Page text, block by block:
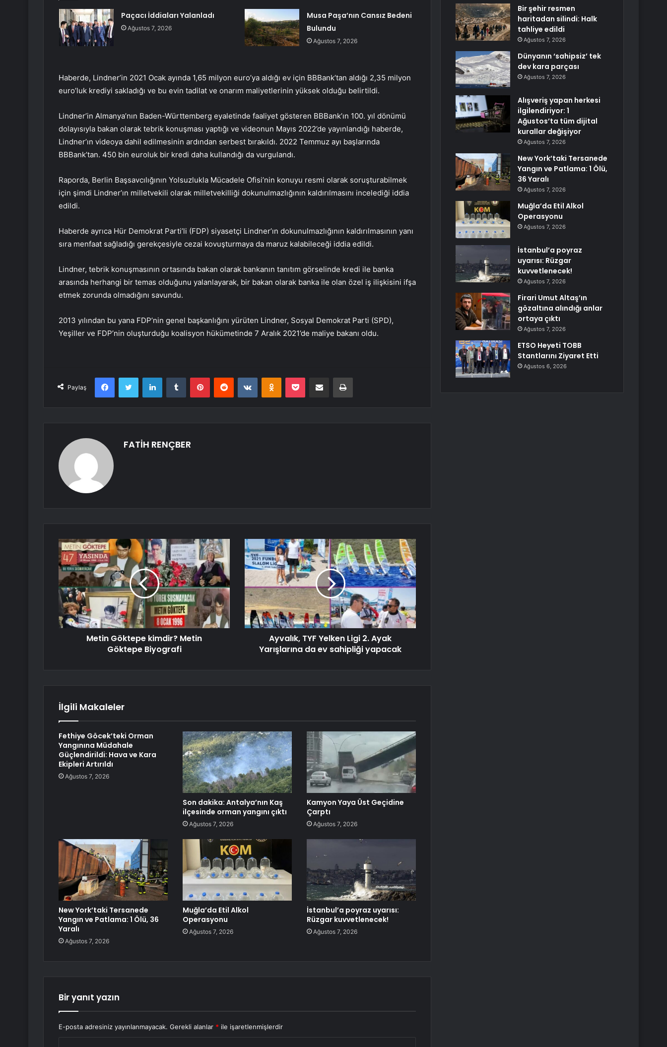
Paçacı İddiaları Yalanladı
Ağustos 7, 2026
Musa Paşa’nın Cansız Bedeni
Bulundu
Ağustos 7, 2026
Haberde, Lindner’in 2021 Ocak ayında 1,65 milyon euro’ya aldığı ev için BBBank’tan aldığı 2,35 milyon
euro’luk krediyi sakladığı ve bu evin tadilat ve onarım maliyetlerinin yüksek olduğu belirtildi.
Lindner’in Almanya’nın Baden-Württemberg eyaletinde faaliyet gösteren BBBank’ın 100. yıl dönümü
dolayısıyla bakan olarak tebrik konuşması yaptığı ve videonun Mayıs 2022’de yayınlandığı haberde,
Lindner’ın videoya dahil edilmesinin ardından serbest bırakıldı. 2022 Temmuz ayı başlarında
BBBank’tan. 450 bin euroluk bir kredi daha kullandığı da vurgulandı.
Raporda, Berlin Başsavcılığının Yolsuzlukla Mücadele Ofisi’nin konuyu resmi olarak soruşturabilmek
için şimdi Lindner’ın milletvekili olarak milletvekilliği dokunulmazlığının kaldırılmasını incelediği iddia
edildi.
Haberde ayrıca Hür Demokrat Parti’li (FDP) siyasetçi Lindner’ın dokunulmazlığının kaldırılmasının yanı
sıra menfaat sağladığı gerekçesiyle cezai kovuşturmaya da maruz kalabileceği iddia edildi.
Lindner, tebrik konuşmasının ortasında bakan olarak bankanın tanıtım görselinde kredi ile banka
arasında herhangi bir temas olduğunu yalanlayarak, bir bakan olarak banka ile olan özel iş ilişkisini ifşa
etmek zorunda olmadığını savundu.
2013 yılından bu yana FDP’nin genel başkanlığını yürüten Lindner, Sosyal Demokrat Parti (SPD),
Yeşiller ve FDP’nin oluşturduğu koalisyon hükümetinde 7 Aralık 2021’de maliye bakanı oldu.
Paylaş
FacebookTwitter LinkedInTumblr PinterestReddit VKontakteOdnoklassniki
Pocket E-Posta ile paylaş Yazdır
FATİH RENÇBER
Metin Göktepe kimdir? Metin
Göktepe Biyografi
Ayvalık, TYF Yelken Ligi 2. Ayak
Yarışlarına da ev sahipliği yapacak
İlgili Makaleler
Fethiye Göcek’teki Orman
Yangınına Müdahale
Güçlendirildi: Hava ve Kara
Ekipleri Artırıldı
Ağustos 7, 2026
Son dakika: Antalya’nın Kaş
ilçesinde orman yangını çıktı
Ağustos 7, 2026
Kamyon Yaya Üst Geçidine
Çarptı
Ağustos 7, 2026
New York’taki Tersanede
Yangın ve Patlama: 1 Ölü, 36
Yaralı
Ağustos 7, 2026
Muğla’da Etil Alkol
Operasyonu
Ağustos 7, 2026
İstanbul’a poyraz uyarısı:
Rüzgar kuvvetlenecek!
Ağustos 7, 2026
Bir yanıt yazın
E-posta adresiniz yayınlanmayacak. Gerekli alanlar * ile işaretlenmişlerdir
Bir şehir resmen
haritadan silindi: Halk
tahliye edildi
Ağustos 7, 2026
Dünyanın ‘sahipsiz’ tek
dev kara parçası
Ağustos 7, 2026
Alışveriş yapan herkesi
ilgilendiriyor: 1
Ağustos’ta tüm dijital
kurallar değişiyor
Ağustos 7, 2026
New York’taki Tersanede
Yangın ve Patlama: 1 Ölü,
36 Yaralı
Ağustos 7, 2026
Muğla’da Etil Alkol
Operasyonu
Ağustos 7, 2026
İstanbul’a poyraz
uyarısı: Rüzgar
kuvvetlenecek!
Ağustos 7, 2026
Firari Umut Altaş’ın
gözaltına alındığı anlar
ortaya çıktı
Ağustos 7, 2026
ETSO Heyeti TOBB
Stantlarını Ziyaret Etti
Ağustos 6, 2026